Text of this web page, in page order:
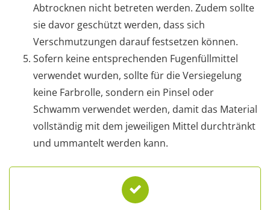
Abtrocknen nicht betreten werden. Zudem sollte
sie davor geschützt werden, dass sich
Verschmutzungen darauf festsetzen können.
Sofern keine entsprechenden Fugenfüllmittel
verwendet wurden, sollte für die Versiegelung
keine Farbrolle, sondern ein Pinsel oder
Schwamm verwendet werden, damit das Material
vollständig mit dem jeweiligen Mittel durchtränkt
und ummantelt werden kann.